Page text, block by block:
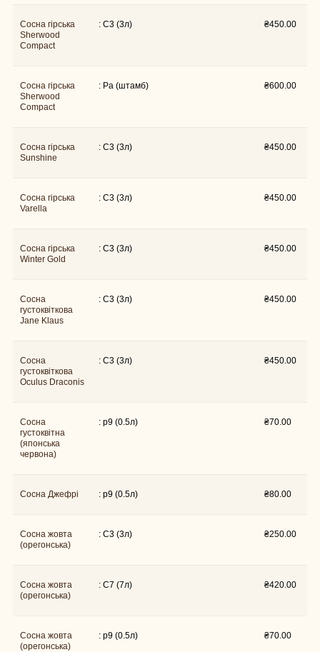
Сосна гірська
Sherwood
Compact
: C3 (3л) ₴450.00
Сосна гірська
Sherwood
Compact
: Pa (штамб) ₴600.00
Сосна гірська
Sunshine
: C3 (3л) ₴450.00
Сосна гірська
Varella
: C3 (3л) ₴450.00
Сосна гірська
Winter Gold
: C3 (3л) ₴450.00
Сосна
густоквiткова
Jane Klaus
: C3 (3л) ₴450.00
Сосна
густоквiткова
Oculus Draconis
: C3 (3л) ₴450.00
Сосна
густоквітна
(японська
червона)
: p9 (0.5л) ₴70.00
Сосна Джефрі : p9 (0.5л) ₴80.00
Сосна жовта
(орегонська)
: C3 (3л) ₴250.00
Сосна жовта
(орегонська)
: C7 (7л) ₴420.00
Сосна жовта
(орегонська)
: p9 (0.5л) ₴70.00